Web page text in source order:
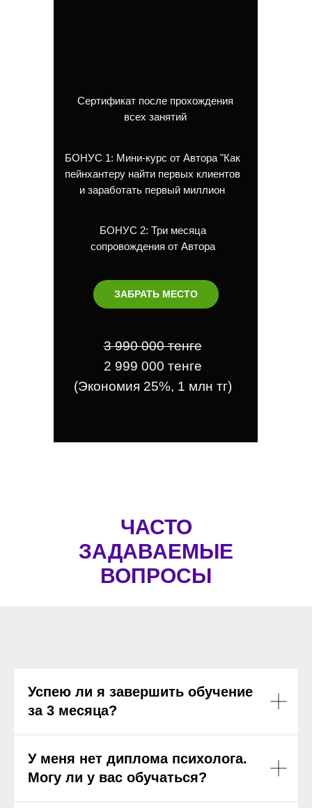
3 990 000 тенге
2 999 000 тенге
(Экономия 25%, 1 млн тг)
Сертификат после прохождения
всех занятий
ЗАБРАТЬ МЕСТО
БОНУС 1: Мини-курс от Автора "Как
пейнхантеру найти первых клиентов
и заработать первый миллион
БОНУС 2: Три месяца
сопровождения от Автора
ЧАСТО
ЗАДАВАЕМЫЕ
ВОПРОСЫ
Успею ли я завершить обучение
за 3 месяца?
У меня нет диплома психолога.
Могу ли у вас обучаться?